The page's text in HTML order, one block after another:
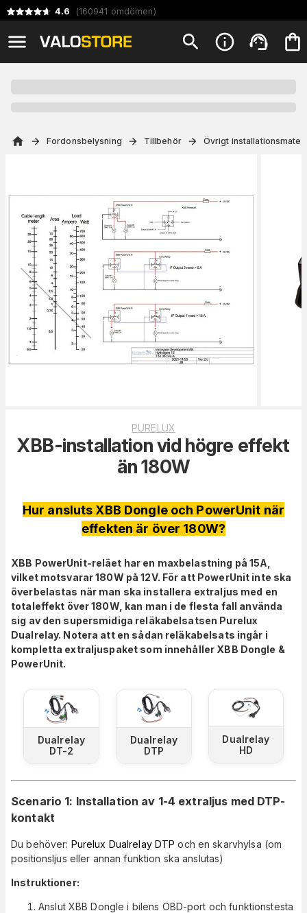
4.6 (160941 omdömen)
Fordonsbelysning Tillbehör Övrigt
PURELUX
XBB-installation vid högre effekt
än 180W
Hur ansluts XBB Dongle och PowerUnit när
effekten är över 180W?
XBB PowerUnit-reläet har en maxbelastning på 15A,
vilket motsvarar 180W på 12V. För att PowerUnit inte ska
överbelastas när man ska installera extraljus med en
totaleffekt över 180W, kan man i de flesta fall använda
sig av den supersmidiga reläkabelsatsen Purelux
Dualrelay. Notera att en sådan reläkabelsats ingår i
kompletta extraljuspaket som innehåller XBB Dongle &
PowerUnit.
Dualrelay
DT-2
Dualrelay
DTP
Dualrelay
HD
Scenario 1: Installation av 1-4 extraljus med DTP-
kontakt
Du behöver: Purelux Dualrelay DTP och en skarvhylsa (om
positionsljus eller annan funktion ska anslutas)
Instruktioner:
Anslut XBB Dongle i bilens OBD-port och funktionstesta